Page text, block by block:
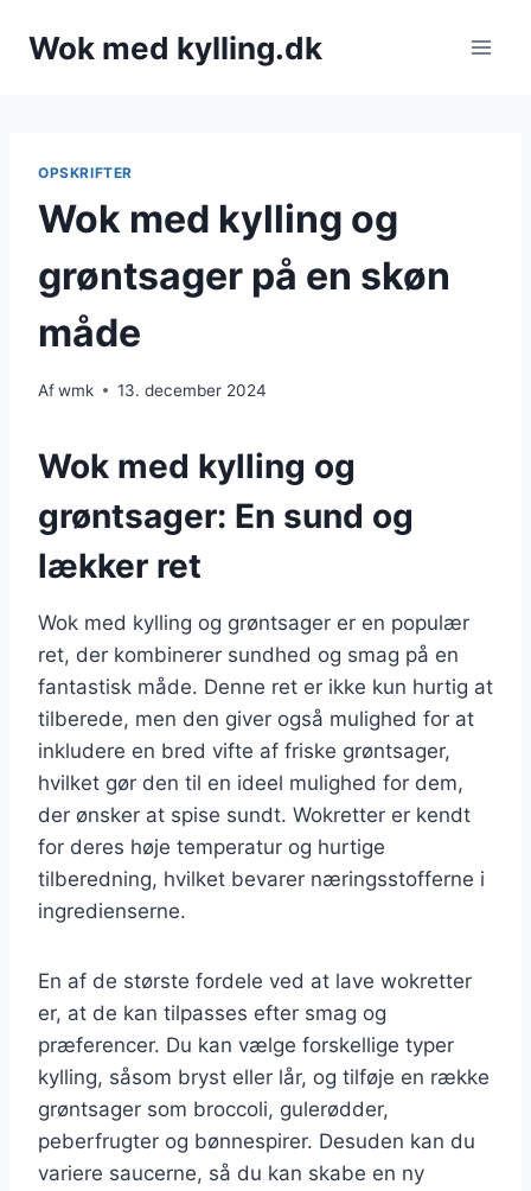
Wok med kylling.dk
OPSKRIFTER
Wok med kylling og
grøntsager på en skøn
måde
Afwmk 13. december 2024
Wok med kylling og
grøntsager: En sund og
lækker ret
Wok med kylling og grøntsager er en populær
ret, der kombinerer sundhed og smag på en
fantastisk måde. Denne ret er ikke kun hurtig at
tilberede, men den giver også mulighed for at
inkludere en bred vifte af friske grøntsager,
hvilket gør den til en ideel mulighed for dem,
der ønsker at spise sundt. Wokretter er kendt
for deres høje temperatur og hurtige
tilberedning, hvilket bevarer næringsstofferne i
ingredienserne.
En af de største fordele ved at lave wokretter
er, at de kan tilpasses efter smag og
præferencer. Du kan vælge forskellige typer
kylling, såsom bryst eller lår, og tilføje en række
grøntsager som broccoli, gulerødder,
peberfrugter og bønnespirer. Desuden kan du
variere saucerne, så du kan skabe en ny